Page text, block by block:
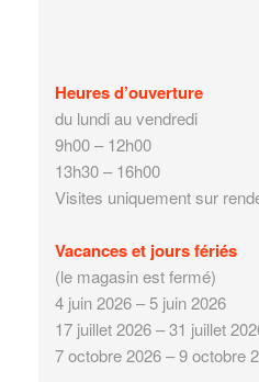
Heures d’ouverture
du lundi au vendredi
9h00 – 12h00
13h30 – 16h00
Visites uniquement sur
Vacances et jours fériés
(le magasin est fermé)
4 juin 2026 – 5 juin 2026
17 juillet 2026 – 31 juillet
7 octobre 2026 – 9 octobre